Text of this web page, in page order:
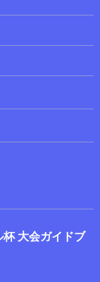
大会ガイドブ